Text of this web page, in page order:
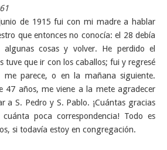
de 1915 fui con mi madre a hablar
que entonces no conocía: el 28 debía
cosas y volver. He perdido el
tuve que ir con los caballos; fui y regresé
parece, o en la mañana siguiente.
47 años, me viene a la mete agradecer
a S. Pedro y S. Pablo. ¡Cuántas gracias
cuánta poca correspondencia! Todo es
si todavía estoy en congregación.